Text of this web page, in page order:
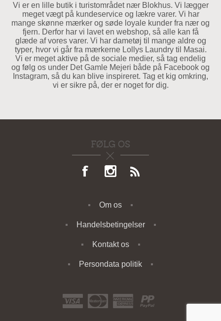
Vi er en lille butik i turistområdet nær Blokhus. Vi lægger
meget vægt på kundeservice og lækre varer. Vi har
mange skønne mærker og søde loyale kunder fra nær og
fjern. Derfor har vi lavet en webshop, så alle kan få
glæde af vores varer. Vi har dametøj til mange aldre og
typer, hvor vi går fra mærkerne Lollys Laundry til Masai.
Vi er meget aktive på de sociale medier, så tag endelig
og følg os under Det Gamle Mejeri både på Facebook og
Instagram, så du kan blive inspireret. Tag et kig omkring,
vi er sikre på, der er noget for dig.
FØLG OS
Om os
Handelsbetingelser
Kontakt os
Persondata politik